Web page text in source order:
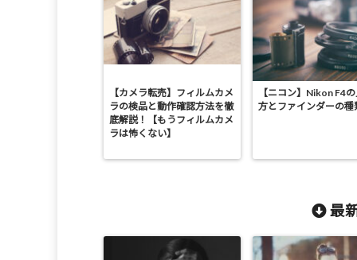
【カメラ転売】フィルムカメ
ラの検品と動作確認方法を徹
底解説！【もうフィルムカメ
ラは怖くない】
【ニコン】Nikon F4
方とファインダーの種
最